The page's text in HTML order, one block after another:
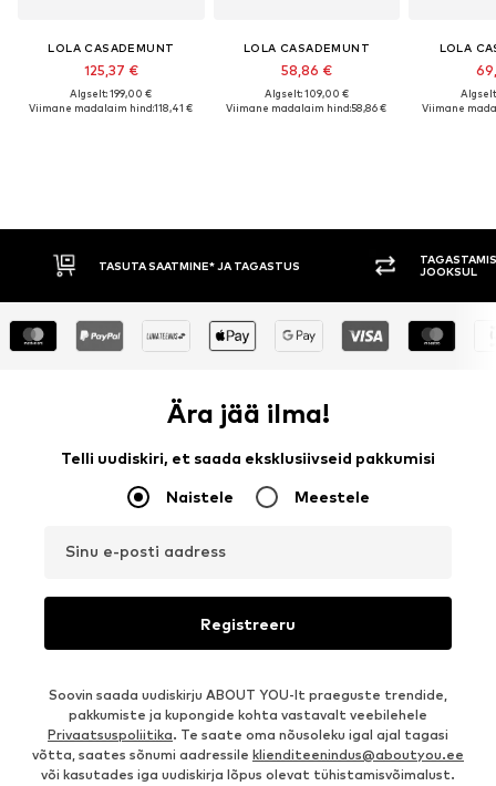
LOLA CASADEMUNT
125,37 €
Algselt: 199,00 €
Viimane madalaim hind:118,41 €
LOLA CASADEMUNT
58,86 €
Algselt: 109,00 €
Viimane madalaim hind:58,86 €
LOLA
Viimane
TASUTA SAATMINE* JA TAGASTUS
JOOKSUL
Ära jää ilma!
Telli uudiskiri, et saada eksklusiivseid pakkumisi
Naistele Meestele
Sinu e-posti aadress
Registreeru
Soovin saada uudiskirju ABOUT YOU-lt praeguste trendide,
pakkumiste ja kupongide kohta vastavalt veebilehele
Privaatsuspoliitika. Te saate oma nõusoleku igal ajal tagasi
võtta, saates sõnumi aadressile klienditeenindus@aboutyou.ee
või kasutades iga uudiskirja lõpus olevat tühistamisvõimalust.